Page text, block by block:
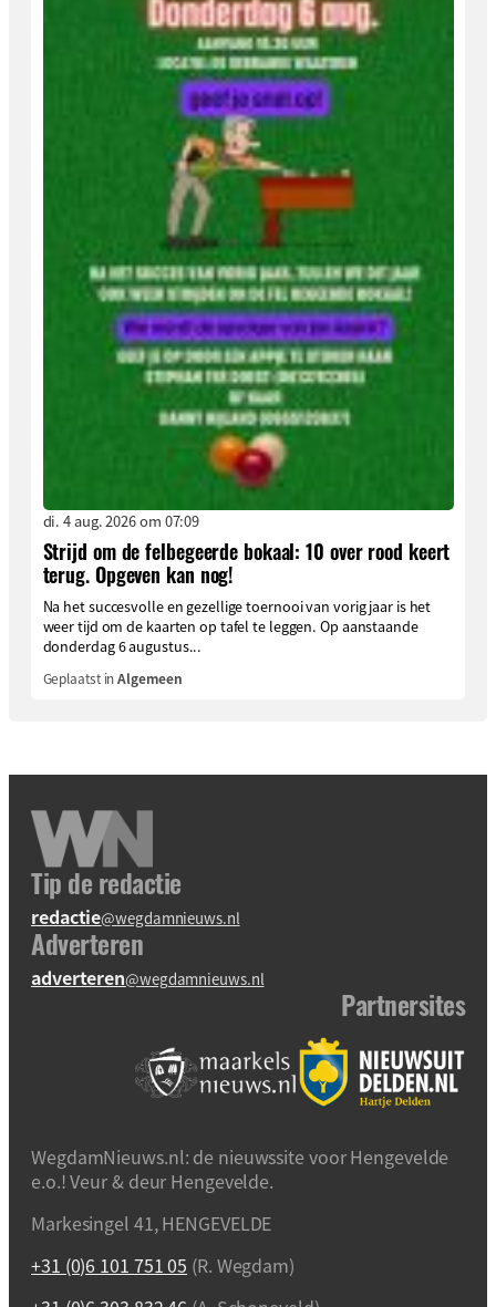
di. 4 aug. 2026 om 07:09
Strijd om de felbegeerde bokaal: 10 over rood keert
terug. Opgeven kan nog!
Na het succesvolle en gezellige toernooi van vorig jaar is het
weer tijd om de kaarten op tafel te leggen. Op aanstaande
donderdag 6 augustus...
Geplaatst inAlgemeen
Tip de redactie
redactie@wegdamnieuws.nl
Adverteren
adverteren@wegdamnieuws.nl
Partnersites
WegdamNieuws.nl: de nieuwssite voor Hengevelde
e.o.! Veur & deur Hengevelde.
Markesingel 41, HENGEVELDE
+31 (0)6 101 751 05 (R. Wegdam)